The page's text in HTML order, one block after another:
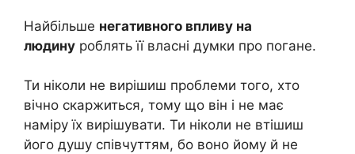
Найбільше негативного впливу на
людину роблять її власні думки про погане.
Ти ніколи не вирішиш проблеми того, хто
вічно скаржиться, тому що він і не має
наміру їх вирішувати. Ти ніколи не втішиш
його душу співчуттям, бо воно йому й не